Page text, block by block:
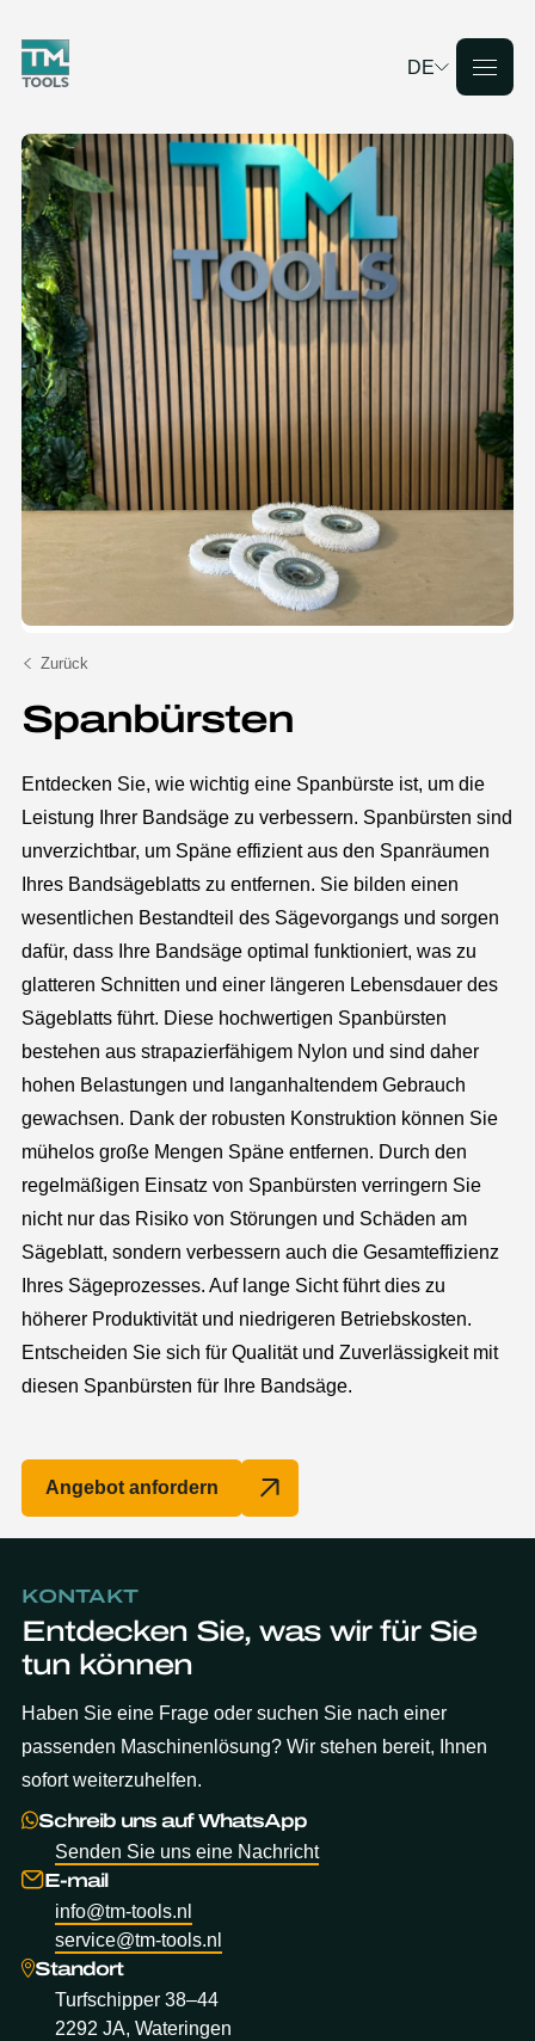
DE
Deutsch
Français
Nederlands
Zurück
Spanbürsten
Entdecken Sie, wie wichtig eine Spanbürste ist, um die
Leistung Ihrer Bandsäge zu verbessern. Spanbürsten sind
unverzichtbar, um Späne effizient aus den Spanräumen
Ihres Bandsägeblatts zu entfernen. Sie bilden einen
wesentlichen Bestandteil des Sägevorgangs und sorgen
dafür, dass Ihre Bandsäge optimal funktioniert, was zu
glatteren Schnitten und einer längeren Lebensdauer des
Sägeblatts führt. Diese hochwertigen Spanbürsten
bestehen aus strapazierfähigem Nylon und sind daher
hohen Belastungen und langanhaltendem Gebrauch
gewachsen. Dank der robusten Konstruktion können Sie
mühelos große Mengen Späne entfernen. Durch den
regelmäßigen Einsatz von Spanbürsten verringern Sie
nicht nur das Risiko von Störungen und Schäden am
Sägeblatt, sondern verbessern auch die Gesamteffizienz
Ihres Sägeprozesses. Auf lange Sicht führt dies zu
höherer Produktivität und niedrigeren Betriebskosten.
Entscheiden Sie sich für Qualität und Zuverlässigkeit mit
diesen Spanbürsten für Ihre Bandsäge.
Angebot anfordern
KONTAKT
Entdecken Sie, was wir für Sie
tun können
Haben Sie eine Frage oder suchen Sie nach einer
passenden Maschinenlösung? Wir stehen bereit, Ihnen
sofort weiterzuhelfen.
Schreib uns auf WhatsApp
Senden Sie uns eine Nachricht
E-mail
info@tm-tools.nl
service@tm-tools.nl
Standort
Turfschipper 38–44
2292 JA, Wateringen